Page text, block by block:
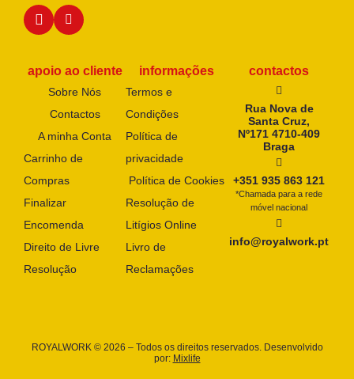
apoio ao cliente
Sobre Nós
Contactos
A minha Conta
Carrinho de
Compras
Finalizar
Encomenda
Direito de Livre
Resolução
informações
Termos e
Condições
Política de
privacidade
Política de Cookies
Resolução de
Litígios Online
Livro de
Reclamações
contactos
Rua Nova de
Santa Cruz,
Nº171 4710-409
Braga
+351 935 863 121
*Chamada para a rede
móvel nacional
info@royalwork.pt
ROYALWORK © 2026 – Todos os direitos reservados. Desenvolvido
por: Mixlife